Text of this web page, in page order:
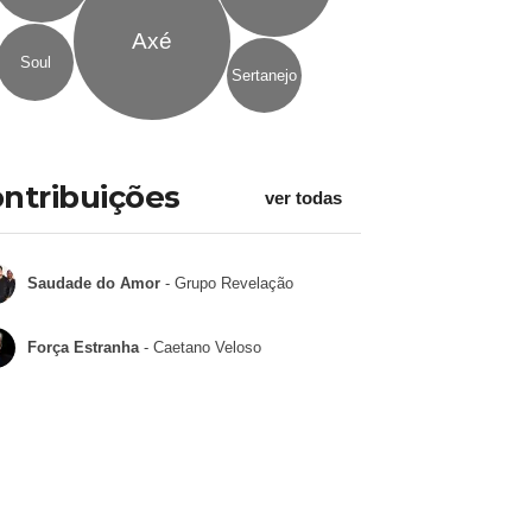
Axé
Soul
Sertanejo
ver todas
Saudade do Amor- Grupo Revelação
Força Estranha- Caetano Veloso